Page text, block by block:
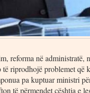
reforma në
riprodhojë problemet që
pa kuptuar ministri
të përmendet çështja e